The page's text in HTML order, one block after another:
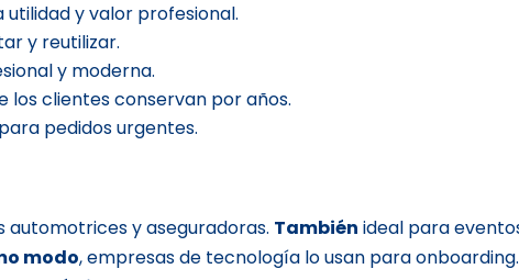
utilidad y valor profesional.
y reutilizar.
y moderna.
los clientes conservan por años.
pedidos urgentes.
y aseguradoras. También ideal para
modo, empresas de tecnología lo usan para